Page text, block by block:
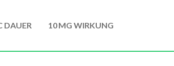
DAUER 10 MG WIRKUNG